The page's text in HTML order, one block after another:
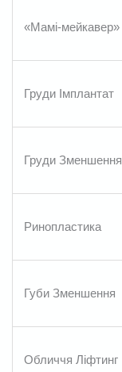
«Мамі-мейкавер»
Груди Імплантат
Груди Зменшення
Ринопластика
Губи Зменшення
Обличчя Ліфтинг